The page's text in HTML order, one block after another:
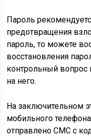
Пароль
предотвращения
пароль, то можете
восстановления
контрольный вопрос
на него.
На заключительном
мобильного
отправлено СМС с